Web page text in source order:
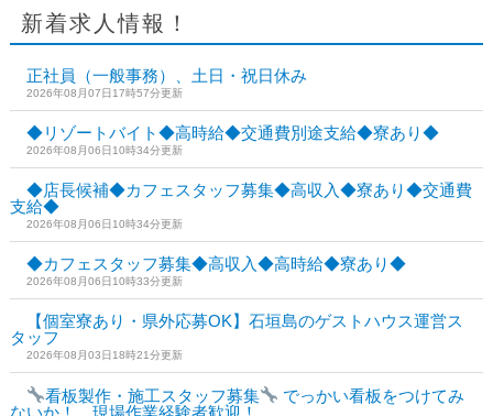
新着求人情報！
正社員（一般事務）、土日・祝日休み
2026年08月07日17時57分更新
◆リゾートバイト◆高時給◆交通費別途支給◆寮あり◆
2026年08月06日10時34分更新
◆店長候補◆カフェスタッフ募集◆高収入◆寮あり◆交通費
支給◆
2026年08月06日10時34分更新
◆カフェスタッフ募集◆高収入◆高時給◆寮あり◆
2026年08月06日10時33分更新
【個室寮あり・県外応募OK】石垣島のゲストハウス運営ス
タッフ
2026年08月03日18時21分更新
看板製作・施工スタッフ募集
でっかい看板をつけてみ
ないか！ 現場作業経験者歓迎！